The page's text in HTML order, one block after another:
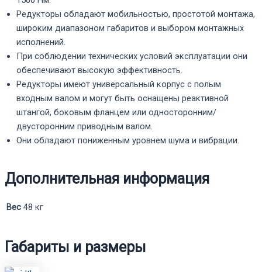
Редукторы обладают мобильностью, простотой монтажа,
широким диапазоном габаритов и выбором монтажных
исполнений.
При соблюдении технических условий эксплуатации они
обеспечивают высокую эффективность.
Редукторы имеют универсальный корпус с полым
входным валом и могут быть оснащены реактивной
штангой, боковым фланцем или односторонним/
двусторонним приводным валом.
Они обладают пониженным уровнем шума и вибрации.
Дополнительная информация
Вес 48 кг
Габариты и размеры